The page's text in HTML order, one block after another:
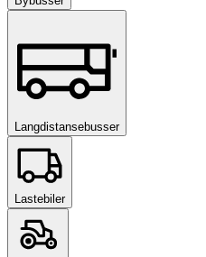
Langdistansebusser
Lastebiler